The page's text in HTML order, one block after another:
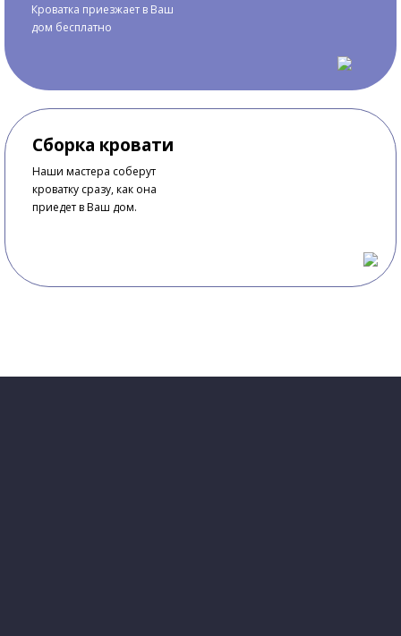
Кроватка приезжает в Ваш
дом бесплатно
Сборка кровати
Наши мастера соберут
кроватку сразу, как она
приедет в Ваш дом.